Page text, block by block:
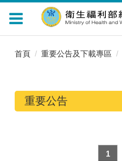
Toggle
navigation
首頁 重要公告及下載專區
重要公告
1